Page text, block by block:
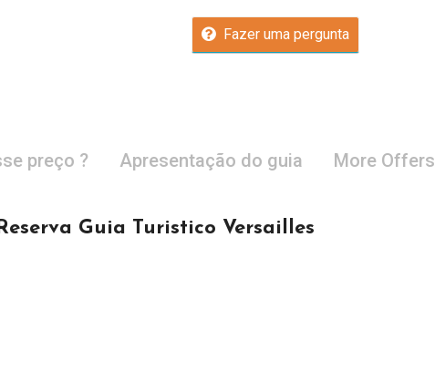
Fazer uma pergunta
preço ? Apresentação do guia More Offers
Guia Turistico Versailles